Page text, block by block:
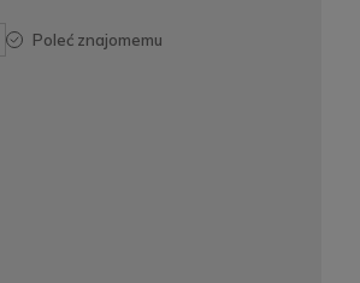
poleć znajomemu